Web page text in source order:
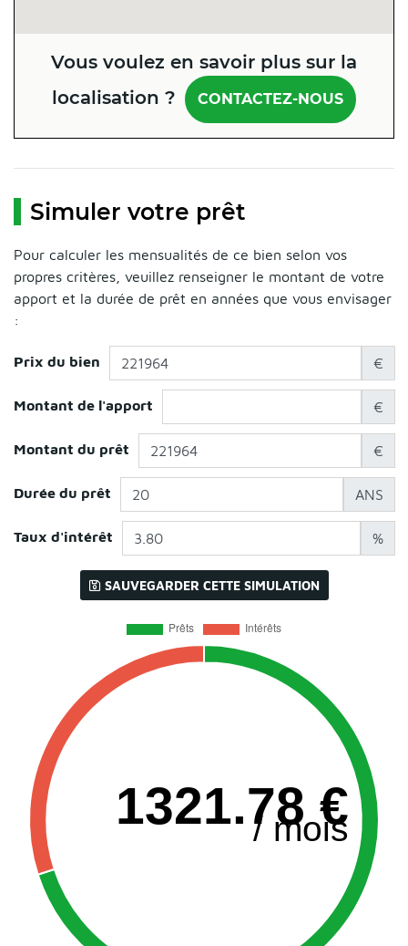
Vous voulez en savoir plus sur la
localisation ?
CONTACTEZ-NOUS
Simuler votre prêt
Pour calculer les mensualités de ce bien selon vos
propres critères, veuillez renseigner le montant de votre
apport et la durée de prêt en années que vous envisager
:
Prix du bien €
Montant de l'apport €
Montant du prêt €
Durée du prêt ANS
Taux d'intérêt %
SAUVEGARDER CETTE SIMULATION